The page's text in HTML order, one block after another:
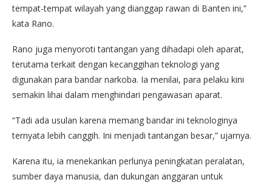
tempat-tempat wilayah yang dianggap rawan di Banten ini,”
kata Rano.
Rano juga menyoroti tantangan yang dihadapi oleh aparat,
terutama terkait dengan kecanggihan teknologi yang
digunakan para bandar narkoba. Ia menilai, para pelaku kini
semakin lihai dalam menghindari pengawasan aparat.
“Tadi ada usulan karena memang bandar ini teknologinya
ternyata lebih canggih. Ini menjadi tantangan besar,” ujarnya.
Karena itu, ia menekankan perlunya peningkatan peralatan,
sumber daya manusia, dan dukungan anggaran untuk